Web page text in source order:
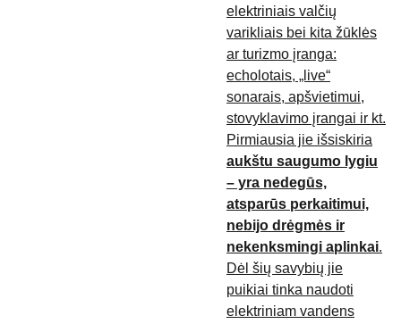
elektriniais valčių
varikliais bei kita žūklės
ar turizmo įranga:
echolotais, „live“
sonarais, apšvietimui,
stovyklavimo įrangai ir kt.
Pirmiausia jie išsiskiria
aukštu saugumo lygiu
– yra nedegūs,
atsparūs perkaitimui,
nebijo drėgmės ir
nekenksmingi aplinkai.
Dėl šių savybių jie
puikiai tinka naudoti
elektriniam vandens